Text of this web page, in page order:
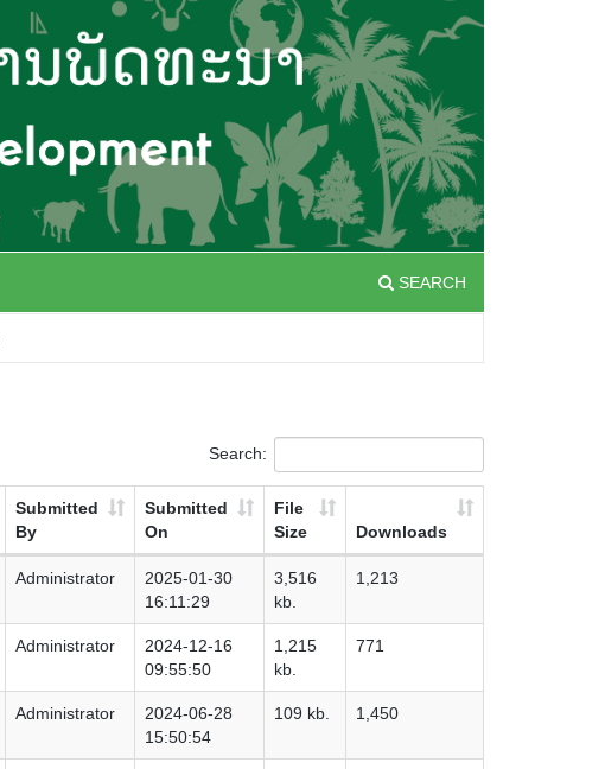
SEARCH
Search:
Submitted
By
Submitted
On
File
Size
Downloads
Administrator
2025-01-30
16:11:29
3,516
kb.
1,213
Administrator
2024-12-16
09:55:50
1,215
kb.
771
Administrator
2024-06-28
15:50:54
109 kb. 1,450